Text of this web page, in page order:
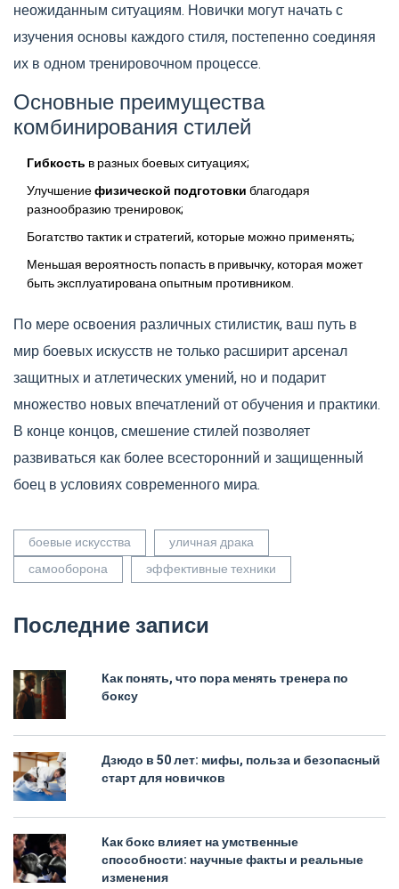
неожиданным ситуациям. Новички могут начать с
изучения основы каждого стиля, постепенно соединяя
их в одном тренировочном процессе.
Основные преимущества
комбинирования стилей
Гибкость в разных боевых ситуациях;
Улучшениефизической подготовкиблагодаря
разнообразию тренировок;
Богатство тактик и стратегий, которые можно применять;
Меньшая вероятность попасть в привычку, которая может
быть эксплуатирована опытным противником.
По мере освоения различных стилистик, ваш путь в
мир боевых искусств не только расширит арсенал
защитных и атлетических умений, но и подарит
множество новых впечатлений от обучения и практики.
В конце концов, смешение стилей позволяет
развиваться как более всесторонний и защищенный
боец в условиях современного мира.
боевые искусства
уличная драка
самооборона
эффективные техники
Последние записи
Как понять, что пора менять тренера по
боксу
Дзюдо в 50 лет: мифы, польза и безопасный
старт для новичков
Как бокс влияет на умственные
способности: научные факты и реальные
изменения